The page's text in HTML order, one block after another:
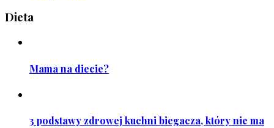
Dieta
Mama na diecie?
3 podstawy zdrowej kuchni biegacza, który nie ma